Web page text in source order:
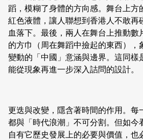
蹈，模糊了身體的方向感。舞台上方
紅色液體，讓人聯想到香港人不敢再
血落下。最後，兩人在舞台上推動數
的方巾（周在舞蹈中撿起的東西），
變動的「中國」意涵與邊界。這同樣
能從現象再進一步深入詰問的設計。
更迭與改變，隱含著時間的作用。每
都與「時代浪潮」不可分割。但如今
自有它歷史發展上的必要與價值，也